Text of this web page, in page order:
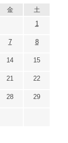
金
土
1
7 8
14 15
21 22
28 29